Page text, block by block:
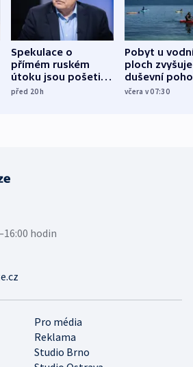
Spekulace o
přímém ruském
útoku jsou pošetilé,
míní estonský
před 20h
Pobyt u
ploch zvyšuje
duševní
ukázala
včera v 07:30
Pro média
Reklama
Studio Brno
hodin